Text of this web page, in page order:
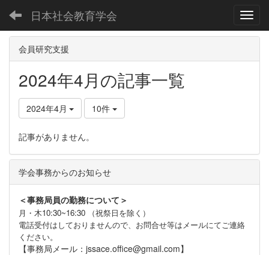
日本社会教育学会
会員研究支援
2024年4月の記事一覧
2024年4月 10件
記事がありません。
学会事務からのお知らせ
＜事務局員の勤務について＞
月・木10:30~16:30 （祝祭日を除く）
電話受付はしておりませんので、お問合せ等はメールにてご連絡
ください。
【事務局メール：jssace.office@gmail.com】